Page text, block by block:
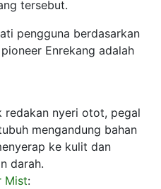
tersebut.
pengguna berdasarkan
Enrekang adalah
redakan nyeri otot, pegal
mengandung bahan
ke kulit dan
darah.
Mist: